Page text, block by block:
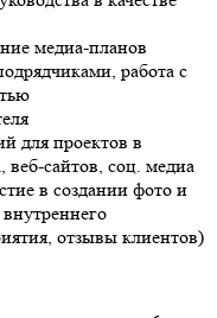
медиа-планов
работа с
для проектов в
веб-сайтов, соц. медиа
в создании фото и
отзывы клиентов)